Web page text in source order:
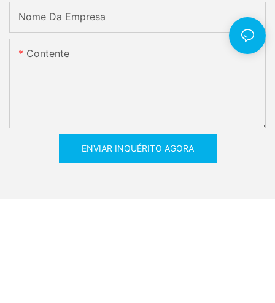
Nome Da Empresa
Contente
ENVIAR INQUÉRITO AGORA